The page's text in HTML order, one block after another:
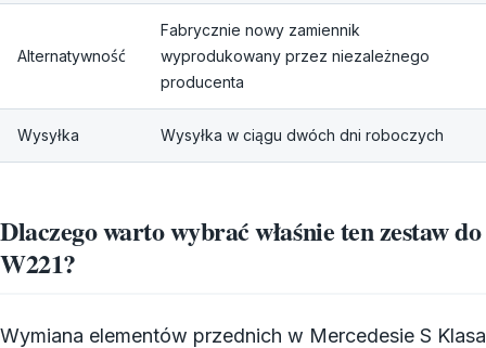
Alternatywność
Fabrycznie nowy zamiennik
wyprodukowany przez niezależnego
producenta
Wysyłka Wysyłka w ciągu dwóch dni roboczych
Dlaczego warto wybrać właśnie ten zestaw do
W221?
Wymiana elementów przednich w Mercedesie S Klasa